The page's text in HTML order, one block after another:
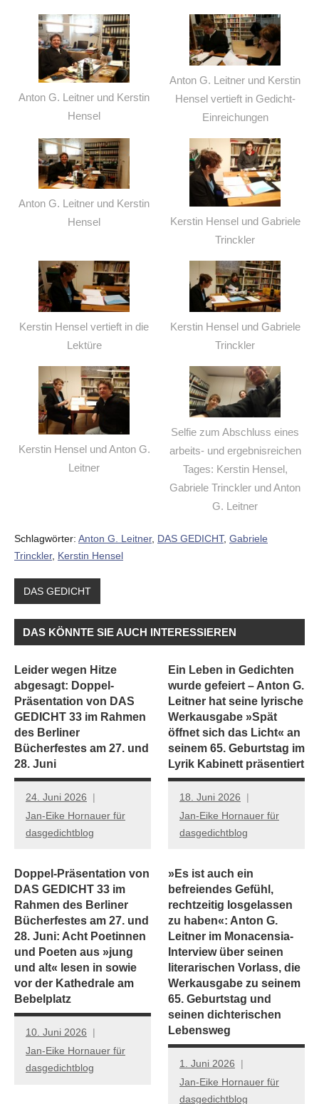
Anton G. Leitner und Kerstin
Hensel
Anton G. Leitner und Kerstin
Hensel vertieft in Gedicht-
Einreichungen
Anton G. Leitner und Kerstin
Hensel
Kerstin Hensel und Gabriele
Trinckler
Kerstin Hensel vertieft in die
Lektüre
Kerstin Hensel und Gabriele
Trinckler
Kerstin Hensel und Anton G.
Leitner
Selfie zum Abschluss eines
arbeits- und ergebnisreichen
Tages: Kerstin Hensel,
Gabriele Trinckler und Anton
G. Leitner
Schlagwörter: Anton G. Leitner, DAS GEDICHT, Gabriele
Trinckler, Kerstin Hensel
DAS GEDICHT
DAS KÖNNTE SIE AUCH INTERESSIEREN
Leider wegen Hitze
abgesagt: Doppel-
Präsentation von DAS
GEDICHT 33 im Rahmen
des Berliner
Bücherfestes am 27. und
28. Juni
24. Juni 2026
Jan-Eike Hornauer für
dasgedichtblog
Ein Leben in Gedichten
wurde gefeiert – Anton G.
Leitner hat seine lyrische
Werkausgabe »Spät
öffnet sich das Licht« an
seinem 65. Geburtstag im
Lyrik Kabinett präsentiert
18. Juni 2026
Jan-Eike Hornauer für
dasgedichtblog
Doppel-Präsentation von
DAS GEDICHT 33 im
Rahmen des Berliner
Bücherfestes am 27. und
28. Juni: Acht Poetinnen
und Poeten aus »jung
und alt« lesen in sowie
vor der Kathedrale am
Bebelplatz
10. Juni 2026
Jan-Eike Hornauer für
dasgedichtblog
»Es ist auch ein
befreiendes Gefühl,
rechtzeitig losgelassen
zu haben«: Anton G.
Leitner im Monacensia-
Interview über seinen
literarischen Vorlass, die
Werkausgabe zu seinem
65. Geburtstag und
seinen dichterischen
Lebensweg
1. Juni 2026
Jan-Eike Hornauer für
dasgedichtblog